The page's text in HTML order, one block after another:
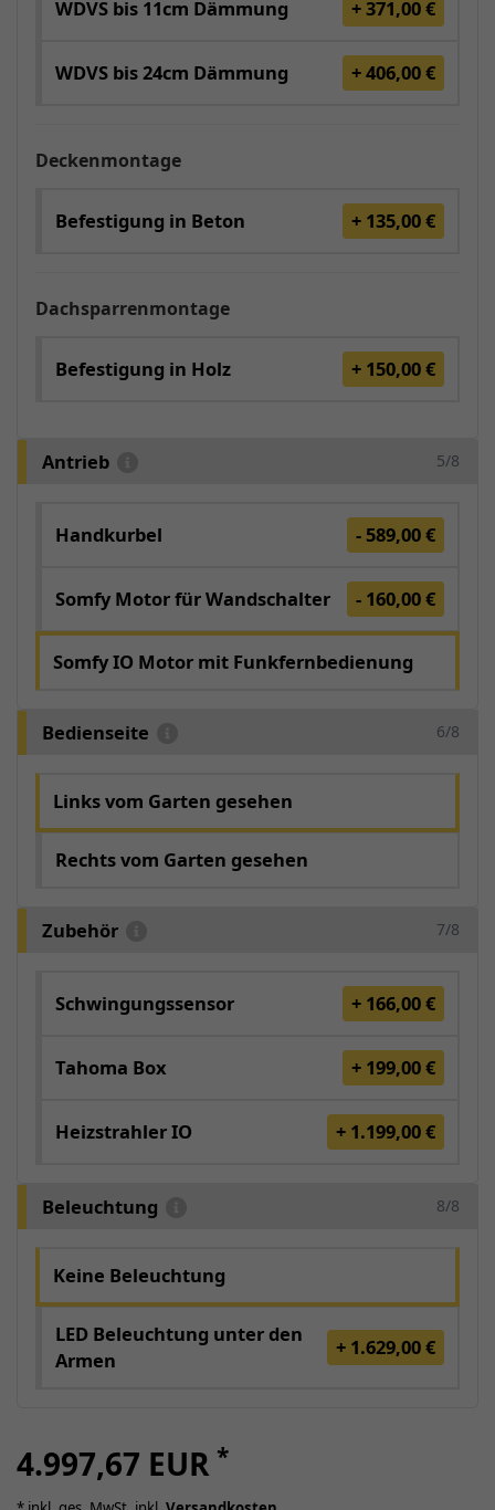
WDVS bis 11cm Dämmung + 371,00 €
WDVS bis 24cm Dämmung + 406,00 €
Deckenmontage
Befestigung in Beton + 135,00 €
Dachsparrenmontage
Befestigung in Holz + 150,00 €
Antrieb 5/8
Handkurbel - 589,00 €
Somfy Motor für Wandschalter - 160,00 €
Somfy IO Motor mit Funkfernbedienung
Bedienseite 6/8
Links vom Garten gesehen
Rechts vom Garten gesehen
Zubehör 7/8
Schwingungssensor + 166,00 €
Tahoma Box + 199,00 €
Heizstrahler IO + 1.199,00 €
Beleuchtung 8/8
Keine Beleuchtung
LED Beleuchtung unter den
Armen
+ 1.629,00 €
4.997,67 EUR *